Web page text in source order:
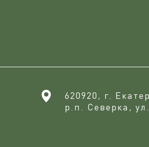
620920, г.
р.п. Северка,